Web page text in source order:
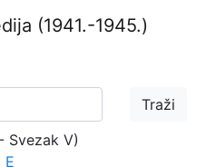
(1941.-1945.)
Svezak V)
E